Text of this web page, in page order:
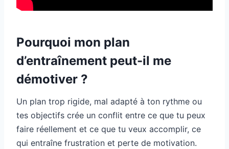
Pourquoi mon plan
d’entraînement peut-il me
démotiver ?
Un plan trop rigide, mal adapté à ton rythme ou
tes objectifs crée un conflit entre ce que tu peux
faire réellement et ce que tu veux accomplir, ce
qui entraîne frustration et perte de motivation.